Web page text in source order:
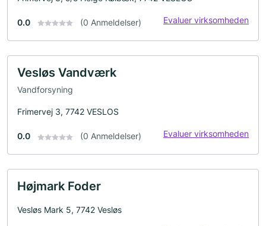
0.0 (0 Anmeldelser) Evaluer virksomheden
Vesløs Vandværk
Vandforsyning
Frimervej 3, 7742 VESLOS
0.0 (0 Anmeldelser) Evaluer virksomheden
Højmark Foder
Vesløs Mark 5, 7742 Vesløs